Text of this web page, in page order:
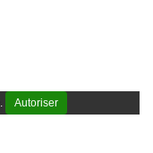
Autoriser